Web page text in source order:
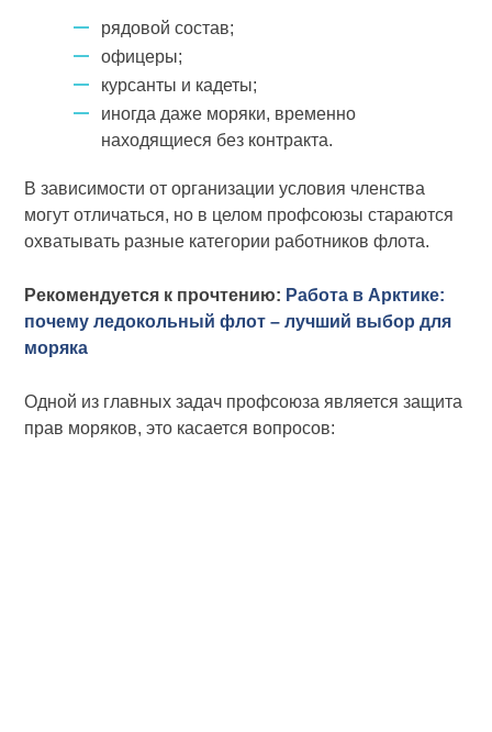
рядовой состав;
офицеры;
курсанты и кадеты;
иногда даже моряки, временно
находящиеся без контракта.
В зависимости от организации условия членства
могут отличаться, но в целом профсоюзы стараются
охватывать разные категории работников флота.
Рекомендуется к прочтению: Работа в Арктике:
почему ледокольный флот – лучший выбор для
моряка
Одной из главных задач профсоюза является защита
прав моряков, это касается вопросов: